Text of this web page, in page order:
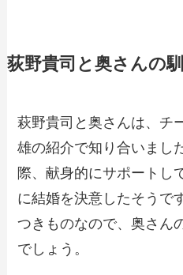
荻野貴司と奥さんの
萩野貴司と奥さんは、チ
雄の紹介で知り合いまし
際、献身的にサポートし
に結婚を決意したそうで
つきものなので、奥さん
でしょう。